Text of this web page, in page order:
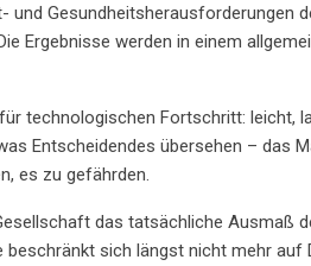
und Gesundheitsherausforderungen
Ergebnisse werden in einem
technologischen Fortschritt: leicht,
Entscheidendes übersehen – das
es zu gefährden.
das tatsächliche Ausmaß
beschränkt sich längst nicht mehr